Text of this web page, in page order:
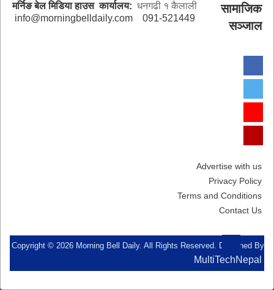
मर्निङ बेल मिडिया हाउस कार्यालय: धनगढी १ कैलाली
info@morningbelldaily.com
091-521449
सामाजिक
सञ्जाल
Advertise with us
Privacy Policy
Terms and Conditions
Contact Us
Copyright © 2026 Morning Bell Daily. All Rights Reserved. Designed By
MultiTechNepal